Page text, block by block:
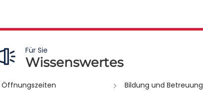
Für Sie
Wissenswertes
Öffnungszeiten
Bildung und Betreuung